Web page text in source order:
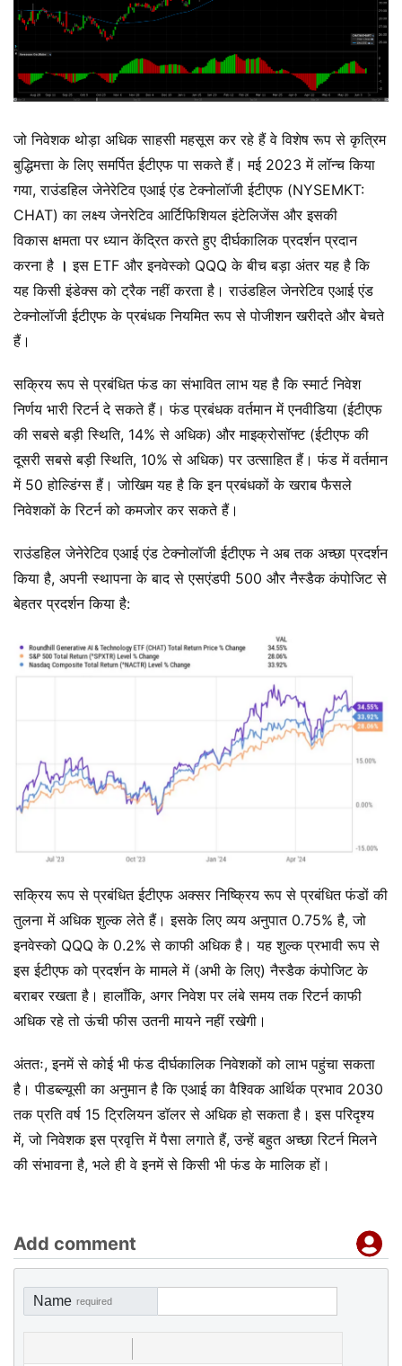
जो निवेशक थोड़ा अधिक साहसी महसूस कर रहे हैं वे विशेष रूप से कृत्रिम
बुद्धिमत्ता के लिए समर्पित ईटीएफ पा सकते हैं। मई 2023 में लॉन्च किया
गया, राउंडहिल जेनेरेटिव एआई एंड टेक्नोलॉजी ईटीएफ (NYSEMKT:
CHAT) का लक्ष्य जेनरेटिव आर्टिफिशियल इंटेलिजेंस और इसकी
विकास क्षमता पर ध्यान केंद्रित करते हुए दीर्घकालिक प्रदर्शन प्रदान
करना है । इस ETF और इनवेस्को QQQ के बीच बड़ा अंतर यह है कि
यह किसी इंडेक्स को ट्रैक नहीं करता है। राउंडहिल जेनरेटिव एआई एंड
टेक्नोलॉजी ईटीएफ के प्रबंधक नियमित रूप से पोजीशन खरीदते और बेचते
हैं।
सक्रिय रूप से प्रबंधित फंड का संभावित लाभ यह है कि स्मार्ट निवेश
निर्णय भारी रिटर्न दे सकते हैं। फंड प्रबंधक वर्तमान में एनवीडिया (ईटीएफ
की सबसे बड़ी स्थिति, 14% से अधिक) और माइक्रोसॉफ्ट (ईटीएफ की
दूसरी सबसे बड़ी स्थिति, 10% से अधिक) पर उत्साहित हैं। फंड में वर्तमान
में 50 होल्डिंग्स हैं। जोखिम यह है कि इन प्रबंधकों के खराब फैसले
निवेशकों के रिटर्न को कमजोर कर सकते हैं।
राउंडहिल जेनेरेटिव एआई एंड टेक्नोलॉजी ईटीएफ ने अब तक अच्छा प्रदर्शन
किया है, अपनी स्थापना के बाद से एसएंडपी 500 और नैस्डैक कंपोजिट से
बेहतर प्रदर्शन किया है:
सक्रिय रूप से प्रबंधित ईटीएफ अक्सर निष्क्रिय रूप से प्रबंधित फंडों की
तुलना में अधिक शुल्क लेते हैं। इसके लिए व्यय अनुपात 0.75% है, जो
इनवेस्को QQQ के 0.2% से काफी अधिक है। यह शुल्क प्रभावी रूप से
इस ईटीएफ को प्रदर्शन के मामले में (अभी के लिए) नैस्डैक कंपोजिट के
बराबर रखता है। हालाँकि, अगर निवेश पर लंबे समय तक रिटर्न काफी
अधिक रहे तो ऊंची फीस उतनी मायने नहीं रखेगी।
अंततः, इनमें से कोई भी फंड दीर्घकालिक निवेशकों को लाभ पहुंचा सकता
है। पीडब्ल्यूसी का अनुमान है कि एआई का वैश्विक आर्थिक प्रभाव 2030
तक प्रति वर्ष 15 ट्रिलियन डॉलर से अधिक हो सकता है। इस परिदृश्य
में, जो निवेशक इस प्रवृत्ति में पैसा लगाते हैं, उन्हें बहुत अच्छा रिटर्न मिलने
की संभावना है, भले ही वे इनमें से किसी भी फंड के मालिक हों।
Add comment
Name required